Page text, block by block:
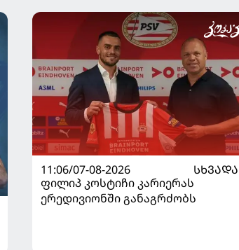
11:06/07-08-2026
ფილიპ კოსტიჩი კარიერას
ერედივიონში განაგრძობს